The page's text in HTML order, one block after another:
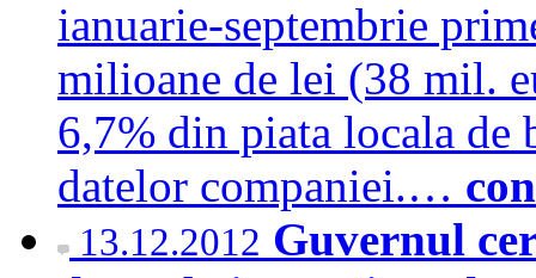
ianuarie-septembrie
milioane de lei (38 mil.
6,7% din piata locala
datelor companiei.…
13.12.2012 Guvernul